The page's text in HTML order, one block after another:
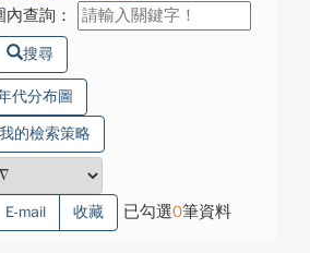
查詢：
搜尋
代分布圖
我的檢索策略
E-mail 收藏 已勾選0筆資料